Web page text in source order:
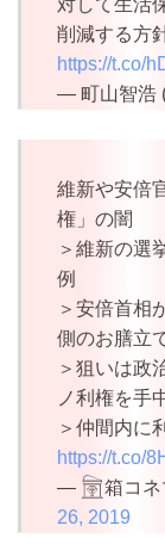
削減する方
https://t.co/
— 町山智浩
維新や安倍
権」の闇
＞維新の選
例
＞安倍首相
側のお膳立
＞狙いは政
ノ利権を手
＞仲間内に
https://t.co/
— 𓉤箱コネ
26, 2019